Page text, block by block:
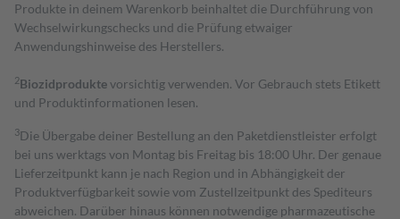
Produkte in deinem Warenkorb beinhaltet die Durchführung von
Wechselwirkungschecks und die Prüfung etwaiger
Anwendungshinweise des Herstellers.
2Biozidproduktevorsichtig verwenden. Vor Gebrauch stets Etikett
und Produktinformationen lesen.
3Die Übergabe deiner Bestellung an den Paketdienstleister erfolgt
bei uns werktags von Montag bis Freitag bis 18:00 Uhr. Der genaue
Lieferzeitpunkt kann je nach Region und in Abhängigkeit der
Produktverfügbarkeit sowie vom Zustellzeitpunkt des Spediteurs
abweichen. Darüber hinaus können notwendige pharmazeutische